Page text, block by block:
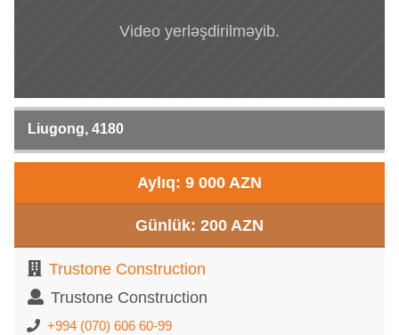
Video yerləşdirilməyib.
Liugong, 4180
Aylıq: 9 000 AZN
Günlük: 200 AZN
Trustone Construction
Trustone Construction
+994 (070) 606 60-99